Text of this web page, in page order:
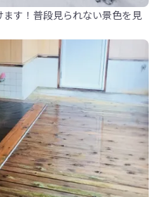
す！普段見られない景色を見